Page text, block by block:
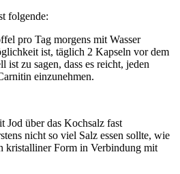
folgende:
pro Tag morgens mit Wasser
ist, täglich 2 Kapseln vor dem
ist zu sagen, dass es reicht, jeden
einzunehmen.
Jod über das Kochsalz fast
nicht so viel Salz essen sollte, wie
kristalliner Form in Verbindung mit